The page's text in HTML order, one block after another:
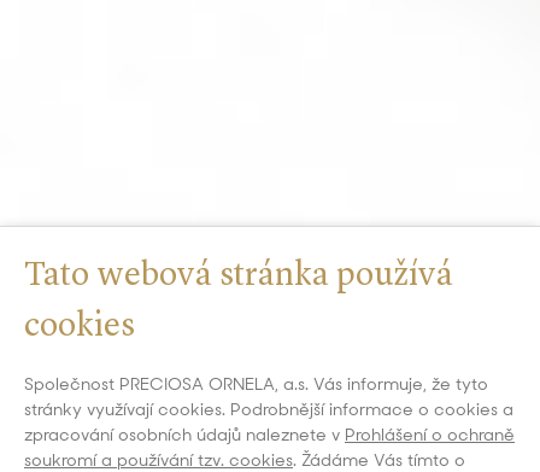
Tato webová stránka používá
cookies
Společnost PRECIOSA ORNELA, a.s. Vás informuje, že tyto
stránky využívají cookies. Podrobnější informace o cookies a
zpracování osobních údajů naleznete v Prohlášení o ochraně
soukromí a používání tzv. cookies. Žádáme Vás tímto o